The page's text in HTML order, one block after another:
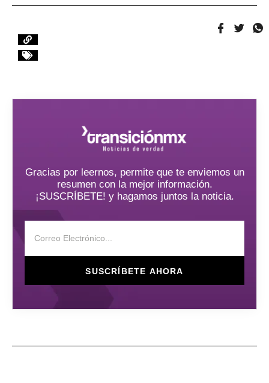
Gracias por leernos, permite que te enviemos un
resumen con la mejor información.
¡SUSCRÍBETE! y hagamos juntos la noticia.
SUSCRÍBETE AHORA